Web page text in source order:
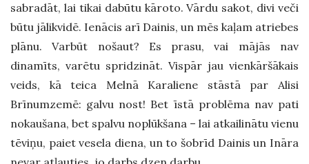
sabradāt, lai tikai dabūtu kāroto. Vārdu sakot, divi veči
būtu jālikvidē. Ienācis arī Dainis, un mēs kaļam atriebes
plānu. Varbūt nošaut? Es prasu, vai mājās nav
dinamīts, varētu spridzināt. Vispār jau vienkāršākais
veids, kā teica Melnā Karaliene stāstā par Alisi
Brīnumzemē: galvu nost! Bet īstā problēma nav pati
nokaušana, bet spalvu noplūkšana – lai atkailinātu vienu
tēviņu, paiet vesela diena, un to šobrīd Dainis un Ināra